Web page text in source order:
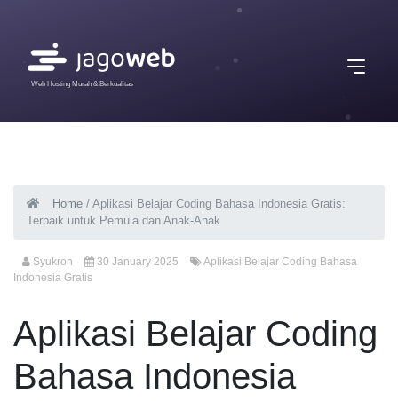
Web Hosting Murah & Berkualitas
Home / Aplikasi Belajar Coding Bahasa Indonesia Gratis:
Terbaik untuk Pemula dan Anak-Anak
Syukron 30 January 2025
Aplikasi Belajar Coding Bahasa
Indonesia Gratis
Aplikasi Belajar Coding
Bahasa Indonesia